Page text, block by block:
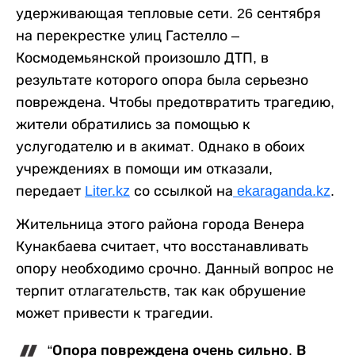
удерживающая тепловые сети. 26 сентября
на перекрестке улиц Гастелло –
Космодемьянской произошло ДТП, в
результате которого опора была серьезно
повреждена. Чтобы предотвратить трагедию,
жители обратились за помощью к
услугодателю и в акимат. Однако в обоих
учреждениях в помощи им отказали,
передает Liter.kz со ссылкой на ekaraganda.kz.
Жительница этого района города Венера
Кунакбаева считает, что восстанавливать
опору необходимо срочно. Данный вопрос не
терпит отлагательств, так как обрушение
может привести к трагедии.
“Опора повреждена очень сильно. В